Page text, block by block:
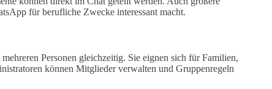
für berufliche Zwecke interessant macht.
Personen gleichzeitig. Sie eignen sich für Familien,
können Mitglieder verwalten und Gruppenregeln